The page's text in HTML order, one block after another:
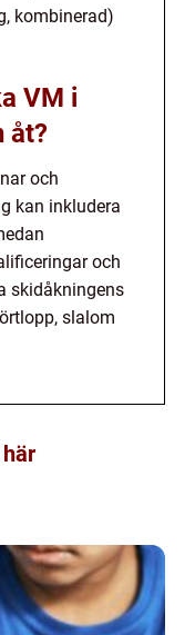
kombinerad)
VM i
åt?
och
kan inkludera
och
skidåkningens
slalom